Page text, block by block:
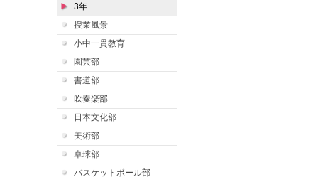
3年
授業風景
小中一貫教育
園芸部
書道部
吹奏楽部
日本文化部
美術部
卓球部
バスケットボール部